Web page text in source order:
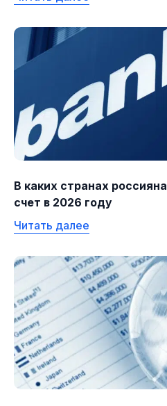
В каких странах
счет в 2026 году
Читать далее